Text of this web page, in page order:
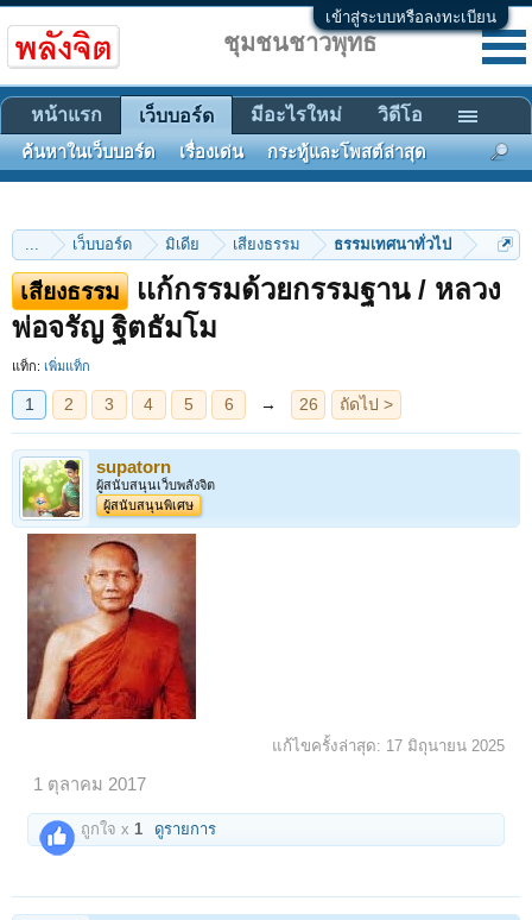
เข้าสู่ระบบหรือลงทะเบียน
... เว็บบอร์ด มิเดีย เสียงธรรม ธรรมเทศนาทั่วไป
เสียงธรรม
เเก้กรรมด้วยกรรมฐาน / หลวง
พ่อจรัญ ฐิตธัมโม
แท็ก: เพิ่มแท็ก
1 2 3 4 6 → 26 ถัดไป >
supatorn
ผู้สนับสนุนเว็บพลังจิต
ผู้สนับสนุนพิเศษ
แก้ไขครั้งล่าสุด: 17 มิถุนายน 2025
1 ตุลาคม 2017
ถูกใจ x1 ดูรายการ
ชุมชนชาวพุทธ
หน้าแรก เว็บบอร์ด
ค้นหาในเว็บบอร์ด เรื่องเด่น กระทู้และโพสต์ล่าสุด
มีอะไรใหม่ วิดีโอ